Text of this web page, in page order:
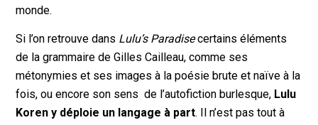
monde.
Si l’on retrouve dans Lulu’s Paradisecertains éléments
de la grammaire de Gilles Cailleau, comme ses
métonymies et ses images à la poésie brute et naïve à la
fois, ou encore son sens de l’autofiction burlesque, Lulu
Koren y déploie un langage à part. Il n’est pas tout à